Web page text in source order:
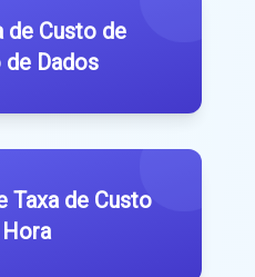
de Custo de
Dados
Taxa de Custo